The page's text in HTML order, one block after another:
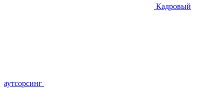
Кадровый
аутсорсинг